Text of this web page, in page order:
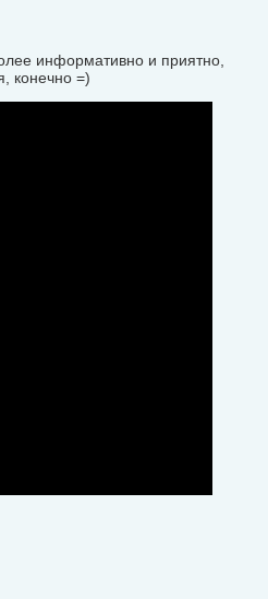
информативно и приятно,
конечно =)